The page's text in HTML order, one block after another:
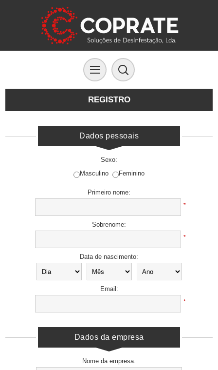
REGISTRO
Dados pessoais
Sexo:
Masculino
Feminino
Primeiro nome:
*
Sobrenome:
*
Data de nascimento:
Email:
*
Dados da empresa
Nome da empresa: